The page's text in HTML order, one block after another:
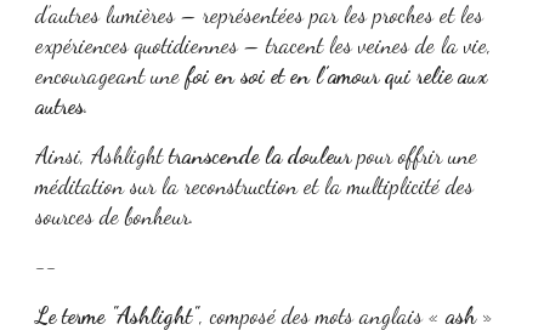
d’autres lumières – représentées par les proches et les
expériences quotidiennes – tracent les veines de la vie,
encourageant unefoi en soi et en l’amour qui relie aux
autres.
Ainsi, Ashlighttranscende la douleurpour offrir une
méditation sur la reconstruction et la multiplicité des
sources de bonheur.
--
Le terme "Ashlight", composé des mots anglais «ash»